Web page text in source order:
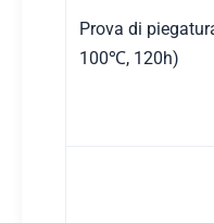
Prova di
100℃, 120h)